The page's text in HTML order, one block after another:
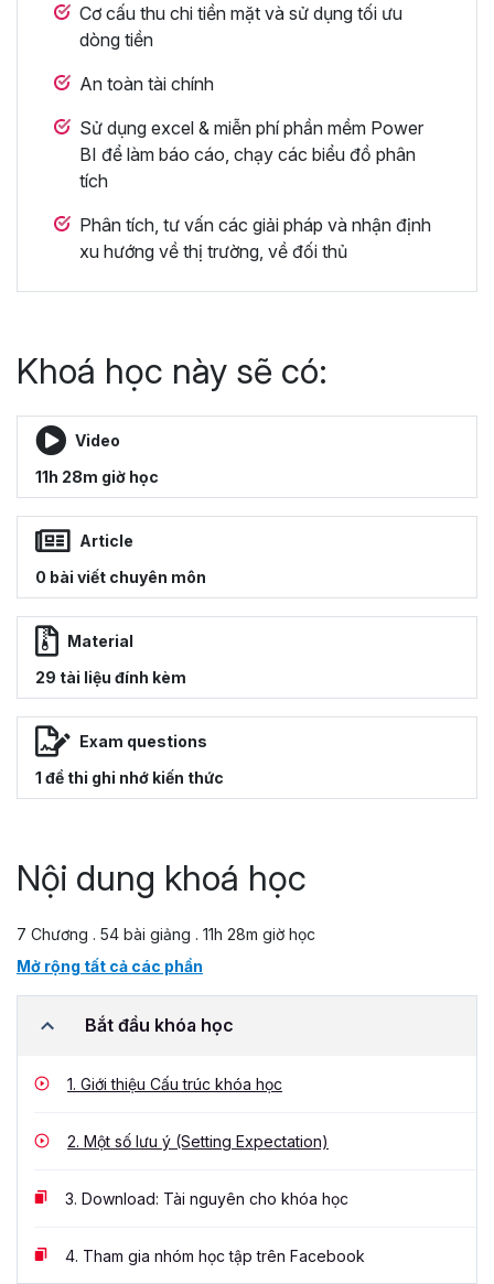
Cơ cấu thu chi tiền mặt và sử dụng tối ưu
dòng tiền
An toàn tài chính
Sử dụng excel & miễn phí phần mềm Power
BI để làm báo cáo, chạy các biểu đồ phân
tích
Phân tích, tư vấn các giải pháp và nhận định
xu hướng về thị trường, về đối thủ
Khoá học này sẽ có:
Video
11h 28m giờ học
Article
0 bài viết chuyên môn
Material
29 tài liệu đính kèm
Exam questions
1 đề thi ghi nhớ kiến thức
Nội dung khoá học
7 Chương . 54 bài giảng . 11h 28m giờ học
Mở rộng tất cả các phần
Bắt đầu khóa học
1. Giới thiệu Cấu trúc khóa học
2. Một số lưu ý (Setting Expectation)
3. Download: Tài nguyên cho khóa học
4. Tham gia nhóm học tập trên Facebook